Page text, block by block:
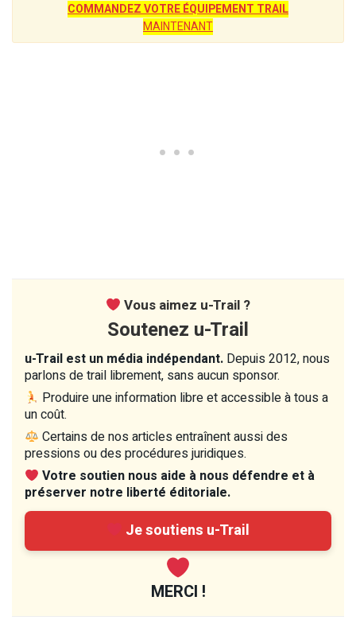
COMMANDEZ VOTRE ÉQUIPEMENT TRAIL
MAINTENANT
Vous aimez u-Trail ?
Soutenez u-Trail
u-Trail est un média indépendant. Depuis 2012, nous
parlons de trail librement, sans aucun sponsor.
Produire une information libre et accessible à tous a
un coût.
Certains de nos articles entraînent aussi des
pressions ou des procédures juridiques.
Votre soutien nous aide à nous défendre et à
préserver notre liberté éditoriale.
Je soutiens u-Trail
MERCI !